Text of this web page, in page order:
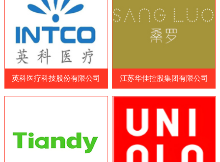
世界各地的专业人士和制造商，包括保健食
品和营养补充剂制造商、原料和配料供应
商、包装和设备制造商等。参展国家包括中
国、日本、韩国、澳大利亚、美国、欧洲
等。展览会涵盖了各种保健食品及原料领
学用途食品、天然保健
展览会是医疗行业的专业展览会，吸引了来
自世界各地的医疗设备制造商、医疗器械制
造商、药品制造商、医疗耗材供应商和相关
企业等专业人士。WHX Lagos展览会展示
了最新的医疗设备、技术和服务，包括医疗
成像设备、手术器械、诊断设备、康复设
备、医疗耗材和药品等。参展商可以展示其
最新的医疗设备、技术和服务，与其他业内
Lagos展览会还提供了一系列的研讨会和论
坛，向参展商和参观者提供了医疗行业的最
新见解、经验和知识。展览会
英科医疗科技股份有限公司 江苏华佳控股集团有限公司